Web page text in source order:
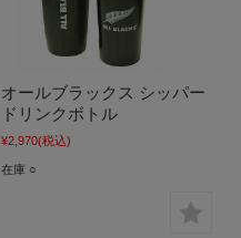
オールブラックス シッパー
ドリンクボトル
¥2,970(税込)
在庫 ○